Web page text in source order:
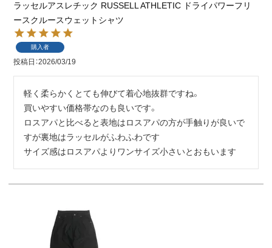
ラッセルアスレチック RUSSELL ATHLETIC ドライパワーフリ
ースクルースウェットシャツ
購入者
投稿日 2026/03/19
軽く柔らかくとても伸びて着心地抜群ですね。
買いやすい価格帯なのも良いです。
ロスアパと比べると表地はロスアパの方が手触りが良いで
すが裏地はラッセルがふわふわです
サイズ感はロスアパよりワンサイズ小さいとおもいます